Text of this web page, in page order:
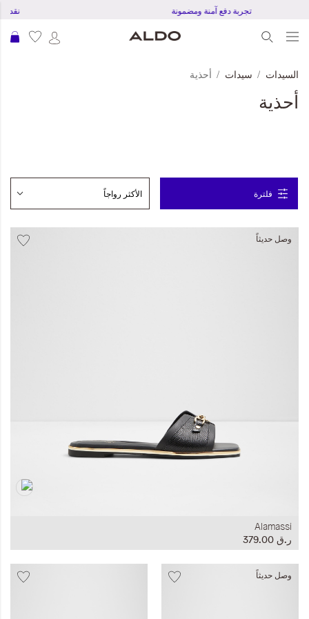
تجربة دفع آمنة ومضمونة
Leather Collection
إصدار السفر و الرحلات
السيدات سيدات أحذية
أحذية
فلترة
وصل حديثاً
Alamassi
ر.ق‏ 379.00
وصل حديثاً